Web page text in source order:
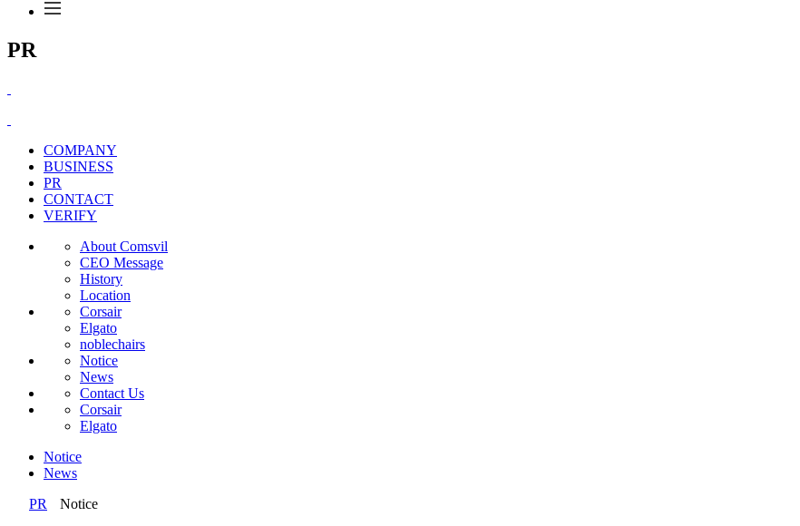
PR
COMPANY
BUSINESS
PR
CONTACT
VERIFY
About Comsvil
CEO Message
History
Location
Corsair
Elgato
noblechairs
Notice
News
Contact Us
Corsair
Elgato
Notice
News
PR
Notice